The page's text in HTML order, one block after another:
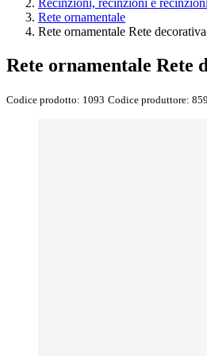
Recinzioni, recinzioni e recinzioni
Rete ornamentale
Rete ornamentale Rete
Rete ornamentale Rete
Codice prodotto: 1093 Codice produttore: